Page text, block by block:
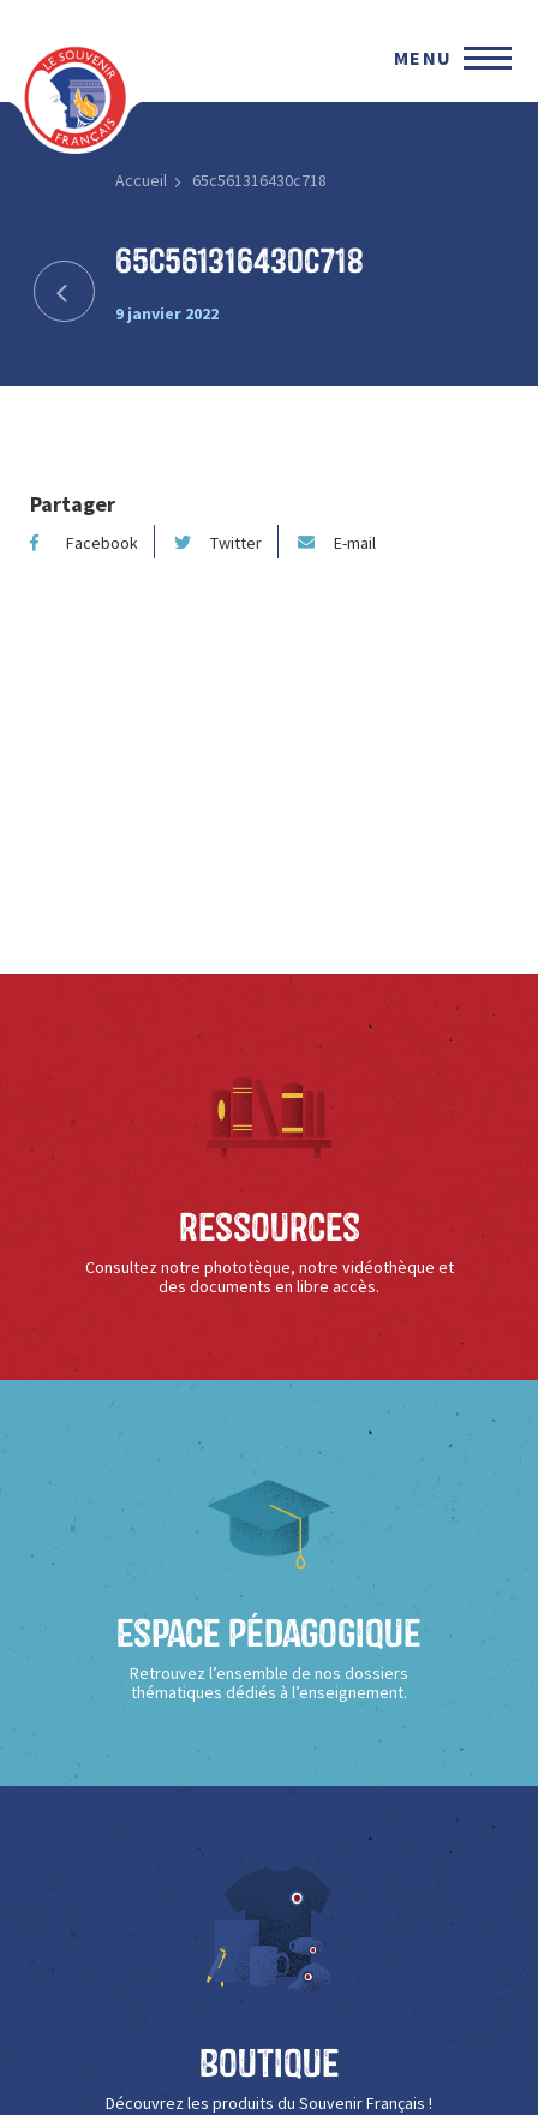
MENU
Accueil 65c561316430c718
65c561316430c718
9 janvier 2022
Partager
Facebook Twitter E-mail
Ressources
Consultez notre phototèque, notre vidéothèque et
des documents en libre accès.
Espace Pédagogique
Retrouvez l’ensemble de nos dossiers
thématiques dédiés à l’enseignement.
Boutique
Découvrez les produits du Souvenir Français !